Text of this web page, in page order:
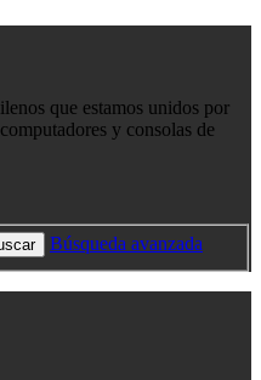
que estamos unidos por
y consolas de
Búsqueda avanzada